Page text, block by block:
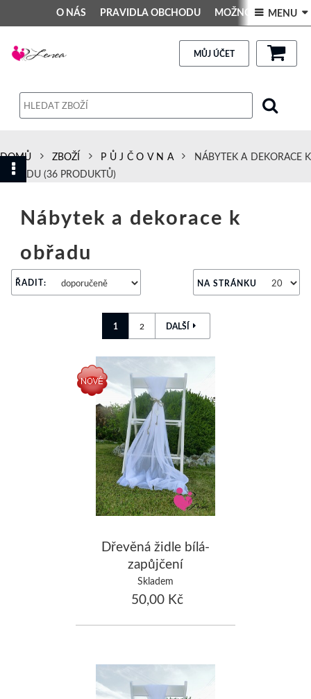
O NÁS PRAVIDLA OBCHODU
Osobní údaje
MOŽNOSTI PLATBY
DEKORACE DO INTERIÉRU Kontakt GALERIE
 MENU 
MŮJ ÚČET
DOMŮ ZBOŽÍ P Ů J Č O V N A
NÁBYTEK A DEKORACE K
OBŘADU (36 PRODUKTŮ)
Nábytek a dekorace k
obřadu
ŘADIT: NA STRÁNKU
1 2 DALŠÍ
Dřevěná židle bílá-
zapůjčení
Skladem
50,00 Kč